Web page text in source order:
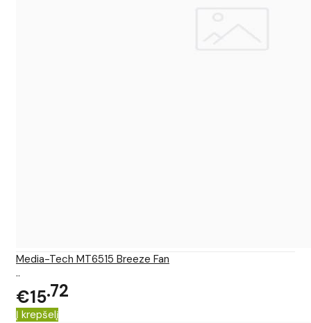
Media-Tech MT6515 Breeze Fan
..
€1572
Į krepšelį